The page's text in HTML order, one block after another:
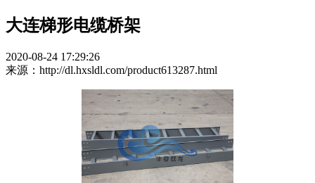
大连梯形电缆桥架
2020-08-24 17:29:26
来源：http://dl.hxsldl.com/product613287.html